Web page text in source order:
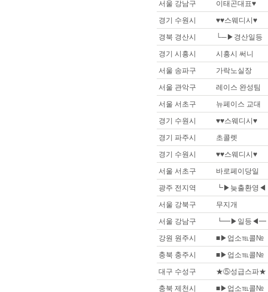
서울 강남구
이태곤대표♥
경기 수원시
♥♥스웨디시♥
경북 경산시
└─▶경산일등
경기 시흥시
시흥시 써니
서울 송파구
가락노실장
서울 관악구
레이스 완성팀
서울 서초구
뉴페이스 교대
경기 수원시
♥♥스웨디시♥
경기 파주시
초콜렛
경기 수원시
♥♥스웨디시♥
서울 서초구
바로페이당일
광주 전지역
┗▶늦출환영◀
서울 강북구
무지개
서울 강남구
┗━▶일등◀━
강원 원주시
■▶업소℡콜№
충북 충주시
■▶업소℡콜№
대구 수성구
★⑤성급스파★
충북 제천시
■▶업소℡콜№